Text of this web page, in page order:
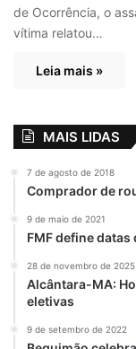
de Ocorrência, o
vítima relatou…
Leia mais »
MAIS LIDAS
7 de agosto de 2018
Comprador de
9 de maio de 2021
FMF define
28 de novembro de 2025
Alcântara-MA:
eletivas
9 de setembro de 2022